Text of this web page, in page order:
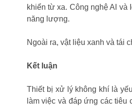
khiển từ xa. Công nghệ AI
năng lượng.
Ngoài ra, vật liệu xanh và tái
Kết luận
Thiết bị xử lý không khí là
làm việc và đáp ứng các